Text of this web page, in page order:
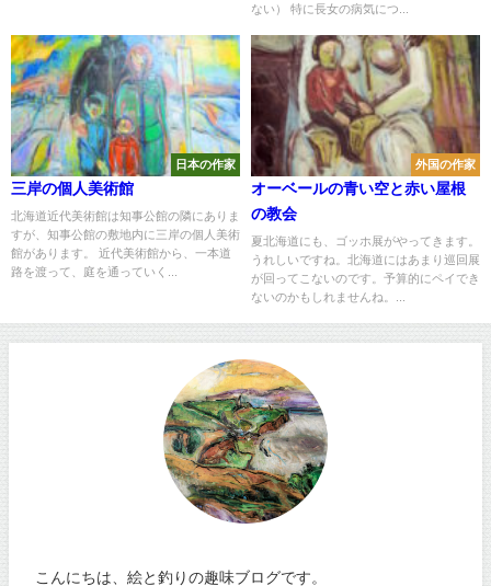
ない） 特に長女の病気につ...
日本の作家
三岸の個人美術館
北海道近代美術館は知事公館の隣にありま
すが、知事公館の敷地内に三岸の個人美術
館があります。 近代美術館から、一本道
路を渡って、庭を通っていく...
外国の作家
オーベールの青い空と赤い屋根
の教会
夏北海道にも、ゴッホ展がやってきます。
うれしいですね。北海道にはあまり巡回展
が回ってこないのです。予算的にペイでき
ないのかもしれませんね。...
こんにちは、絵と釣りの趣味ブログです。